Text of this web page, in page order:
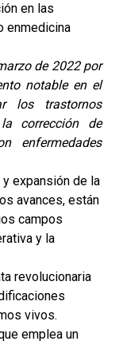
en las
enmedicina
de 2022 por
notable en el
los trastornos
corrección de
enfermedades
expansión de la
avances, están
campos
y la
revolucionaria
vivos.
emplea un